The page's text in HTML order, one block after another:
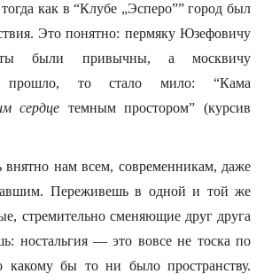
как в “Клубе „Эсперо”” город был
Это понятно: пермяку Юзефовичу
были привычны, а москвичу
прошло, то стало мило: “Кама
сердце темным простором” (курсив
внятно нам всем, современникам, даже
Переживешь в одной и той же
стремительно сменяющие друг друга
ностальгия — это вовсе не тоска по
какому бы то ни было пространству.